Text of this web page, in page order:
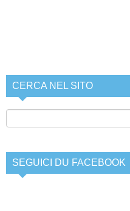
CERCA NEL SITO
SEGUICI DU FACEBOOK